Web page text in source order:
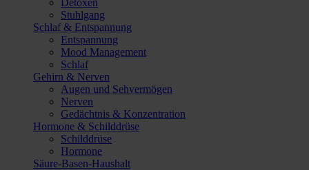
Detoxen
Stuhlgang
Schlaf & Entspannung
Entspannung
Mood Management
Schlaf
Gehirn & Nerven
Augen und Sehvermögen
Nerven
Gedächtnis & Konzentration
Hormone & Schilddrüse
Schilddrüse
Hormone
Säure-Basen-Haushalt